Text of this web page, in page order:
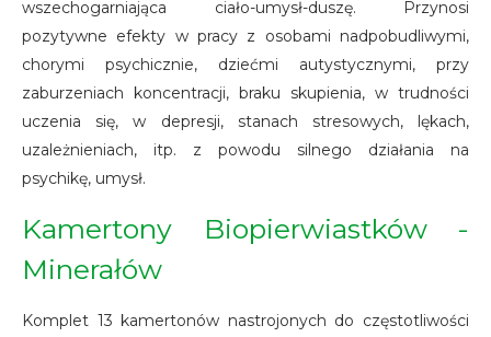
wszechogarniająca ciało-umysł-duszę. Przynosi
pozytywne efekty w pracy z osobami nadpobudliwymi,
chorymi psychicznie, dziećmi autystycznymi, przy
zaburzeniach koncentracji, braku skupienia, w trudności
uczenia się, w depresji, stanach stresowych, lękach,
uzależnieniach, itp. z powodu silnego działania na
psychikę, umysł.
Kamertony Biopierwiastków -
Minerałów
Komplet 13 kamertonów nastrojonych do częstotliwości